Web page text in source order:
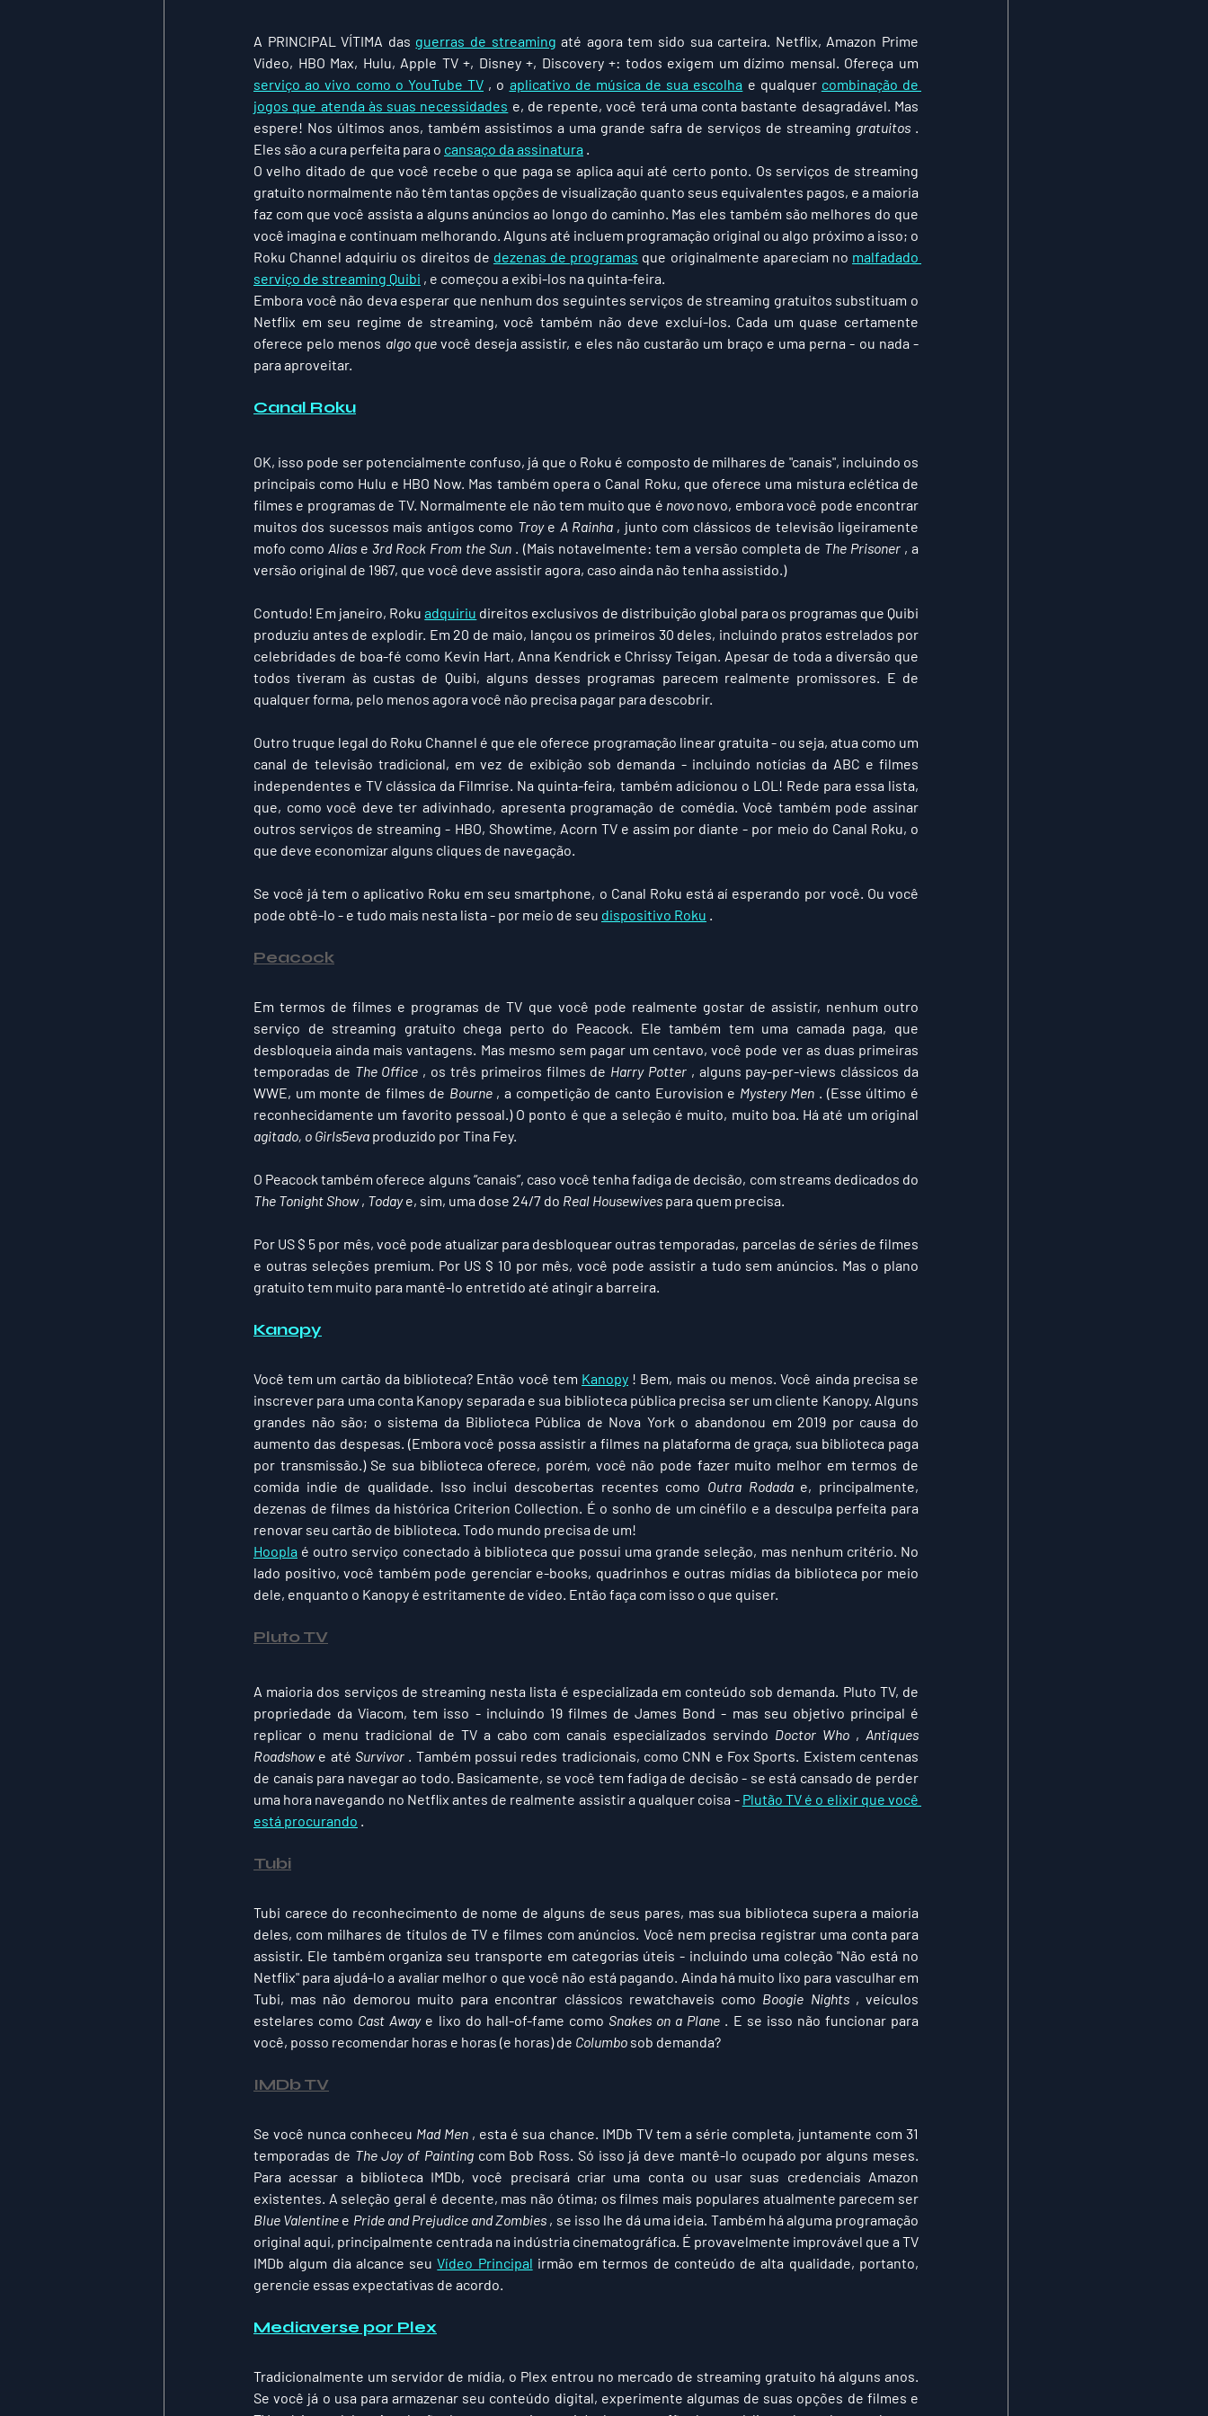
A PRINCIPAL VÍTIMA das guerras de streaming até agora tem sido sua carteira. Netflix, Amazon Prime
serviço ao vivo como o YouTube TV , o aplicativo de música de sua escolha e qualquer combinação de
jogos que atenda às suas necessidades e, de repente, você terá uma conta bastante desagradável. Mas
espere! Nos últimos anos, também assistimos a uma grande safra de serviços de streaming gratuitos .
Eles são a cura perfeita para o cansaço da assinatura .
O velho ditado de que você recebe o que paga se aplica aqui até certo ponto. Os serviços de streaming
gratuito normalmente não têm tantas opções de visualização quanto seus equivalentes pagos, e a maioria
faz com que você assista a alguns anúncios ao longo do caminho. Mas eles também são melhores do que
você imagina e continuam melhorando. Alguns até incluem programação original ou algo próximo a isso; o
Roku Channel adquiriu os direitos de dezenas de programas que originalmente apareciam no malfadado
serviço de streaming Quibi , e começou a exibi-los na quinta-feira.
Embora você não deva esperar que nenhum dos seguintes serviços de streaming gratuitos substituam o
Netflix em seu regime de streaming, você também não deve excluí-los. Cada um quase certamente
oferece pelo menos algo que você deseja assistir, e eles não custarão um braço e uma perna - ou nada -
para aproveitar.
Canal Roku
OK, isso pode ser potencialmente confuso, já que o Roku é composto de milhares de "canais", incluindo os
principais como Hulu e HBO Now. Mas também opera o Canal Roku, que oferece uma mistura eclética de
filmes e programas de TV. Normalmente ele não tem muito que é novo novo, embora você pode encontrar
muitos dos sucessos mais antigos como Troy e A Rainha , junto com clássicos de televisão ligeiramente
mofo como Alias e 3rd Rock From the Sun . (Mais notavelmente: tem a versão completa de The Prisoner , a
versão original de 1967, que você deve assistir agora, caso ainda não tenha assistido.)
Contudo! Em janeiro, Roku adquiriu direitos exclusivos de distribuição global para os programas que Quibi
produziu antes de explodir. Em 20 de maio, lançou os primeiros 30 deles, incluindo pratos estrelados por
celebridades de boa-fé como Kevin Hart, Anna Kendrick e Chrissy Teigan. Apesar de toda a diversão que
todos tiveram às custas de Quibi, alguns desses programas parecem realmente promissores. E de
qualquer forma, pelo menos agora você não precisa pagar para descobrir.
Outro truque legal do Roku Channel é que ele oferece programação linear gratuita - ou seja, atua como um
canal de televisão tradicional, em vez de exibição sob demanda - incluindo notícias da ABC e filmes
independentes e TV clássica da Filmrise. Na quinta-feira, também adicionou o LOL! Rede para essa lista,
que, como você deve ter adivinhado, apresenta programação de comédia. Você também pode assinar
outros serviços de streaming - HBO, Showtime, Acorn TV e assim por diante - por meio do Canal Roku, o
que deve economizar alguns cliques de navegação.
Se você já tem o aplicativo Roku em seu smartphone, o Canal Roku está aí esperando por você. Ou você
pode obtê-lo - e tudo mais nesta lista - por meio de seu dispositivo Roku .
Peacock
Em termos de filmes e programas de TV que você pode realmente gostar de assistir, nenhum outro
serviço de streaming gratuito chega perto do Peacock. Ele também tem uma camada paga, que
desbloqueia ainda mais vantagens. Mas mesmo sem pagar um centavo, você pode ver as duas primeiras
temporadas de The Office , os três primeiros filmes de Harry Potter , alguns pay-per-views clássicos da
WWE, um monte de filmes de Bourne , a competição de canto Eurovision e Mystery Men . (Esse último é
agitado, o Girls5eva produzido por Tina Fey.
The Tonight Show , Today e, sim, uma dose 24/7 do Real Housewives para quem precisa.
Por US $ 5 por mês, você pode atualizar para desbloquear outras temporadas, parcelas de séries de filmes
e outras seleções premium. Por US $ 10 por mês, você pode assistir a tudo sem anúncios. Mas o plano
gratuito tem muito para mantê-lo entretido até atingir a barreira.
Kanopy
Você tem um cartão da biblioteca? Então você tem Kanopy ! Bem, mais ou menos. Você ainda precisa se
inscrever para uma conta Kanopy separada e sua biblioteca pública precisa ser um cliente Kanopy. Alguns
grandes não são; o sistema da Biblioteca Pública de Nova York o abandonou em 2019 por causa do
aumento das despesas. (Embora você possa assistir a filmes na plataforma de graça, sua biblioteca paga
por transmissão.) Se sua biblioteca oferece, porém, você não pode fazer muito melhor em termos de
comida indie de qualidade. Isso inclui descobertas recentes como Outra Rodada e, principalmente,
dezenas de filmes da histórica Criterion Collection. É o sonho de um cinéfilo e a desculpa perfeita para
renovar seu cartão de biblioteca. Todo mundo precisa de um!
Hoopla é outro serviço conectado à biblioteca que possui uma grande seleção, mas nenhum critério. No
lado positivo, você também pode gerenciar e-books, quadrinhos e outras mídias da biblioteca por meio
dele, enquanto o Kanopy é estritamente de vídeo. Então faça com isso o que quiser.
Pluto TV
A maioria dos serviços de streaming nesta lista é especializada em conteúdo sob demanda. Pluto TV, de
propriedade da Viacom, tem isso - incluindo 19 filmes de James Bond - mas seu objetivo principal é
replicar o menu tradicional de TV a cabo com canais especializados servindo Doctor Who , Antiques
Roadshow e até Survivor . Também possui redes tradicionais, como CNN e Fox Sports. Existem centenas
de canais para navegar ao todo. Basicamente, se você tem fadiga de decisão - se está cansado de perder
uma hora navegando no Netflix antes de realmente assistir a qualquer coisa - Plutão TV é o elixir que você
está procurando .
Tubi
Tubi carece do reconhecimento de nome de alguns de seus pares, mas sua biblioteca supera a maioria
deles, com milhares de títulos de TV e filmes com anúncios. Você nem precisa registrar uma conta para
assistir. Ele também organiza seu transporte em categorias úteis - incluindo uma coleção "Não está no
Netflix" para ajudá-lo a avaliar melhor o que você não está pagando. Ainda há muito lixo para vasculhar em
Tubi, mas não demorou muito para encontrar clássicos rewatchaveis como Boogie Nights , veículos
estelares como Cast Away e lixo do hall-of-fame como Snakes on a Plane . E se isso não funcionar para
você, posso recomendar horas e horas (e horas) de Columbo sob demanda?
IMDb TV
Se você nunca conheceu Mad Men , esta é sua chance. IMDb TV tem a série completa, juntamente com 31
temporadas de The Joy of Painting com Bob Ross. Só isso já deve mantê-lo ocupado por alguns meses.
Para acessar a biblioteca IMDb, você precisará criar uma conta ou usar suas credenciais Amazon
Blue Valentine e Pride and Prejudice and Zombies , se isso lhe dá uma ideia. Também há alguma programação
original aqui, principalmente centrada na indústria cinematográfica. É provavelmente improvável que a TV
IMDb algum dia alcance seu Vídeo Principal irmão em termos de conteúdo de alta qualidade, portanto,
gerencie essas expectativas de acordo.
Mediaverse por Plex
Tradicionalmente um servidor de mídia, o Plex entrou no mercado de streaming gratuito há alguns anos.
Se você já o usa para armazenar seu conteúdo digital, experimente algumas de suas opções de filmes e